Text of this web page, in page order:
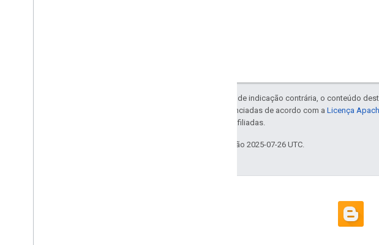
Exceto em caso de indicação contrária, o conteúdo
código são licenciadas de acordo com a Licença
da Oracle e/ou afiliadas.
Última atualização 2025-07-26 UTC.